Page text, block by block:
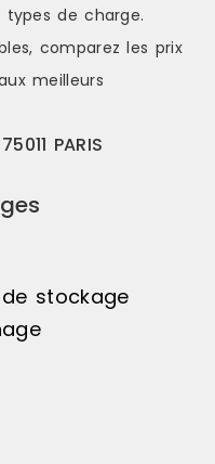
de charge.
comparez les prix
meilleurs
PARIS
stockage